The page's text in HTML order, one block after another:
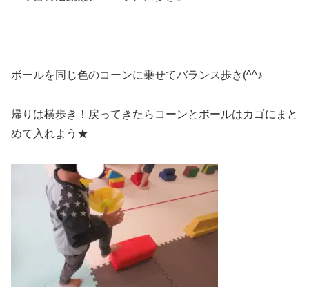
ボールを同じ色のコーンに乗せてバランス歩き(^^♪
帰りは横歩き！戻ってきたらコーンとボールはカゴにまと
めて入れよう★